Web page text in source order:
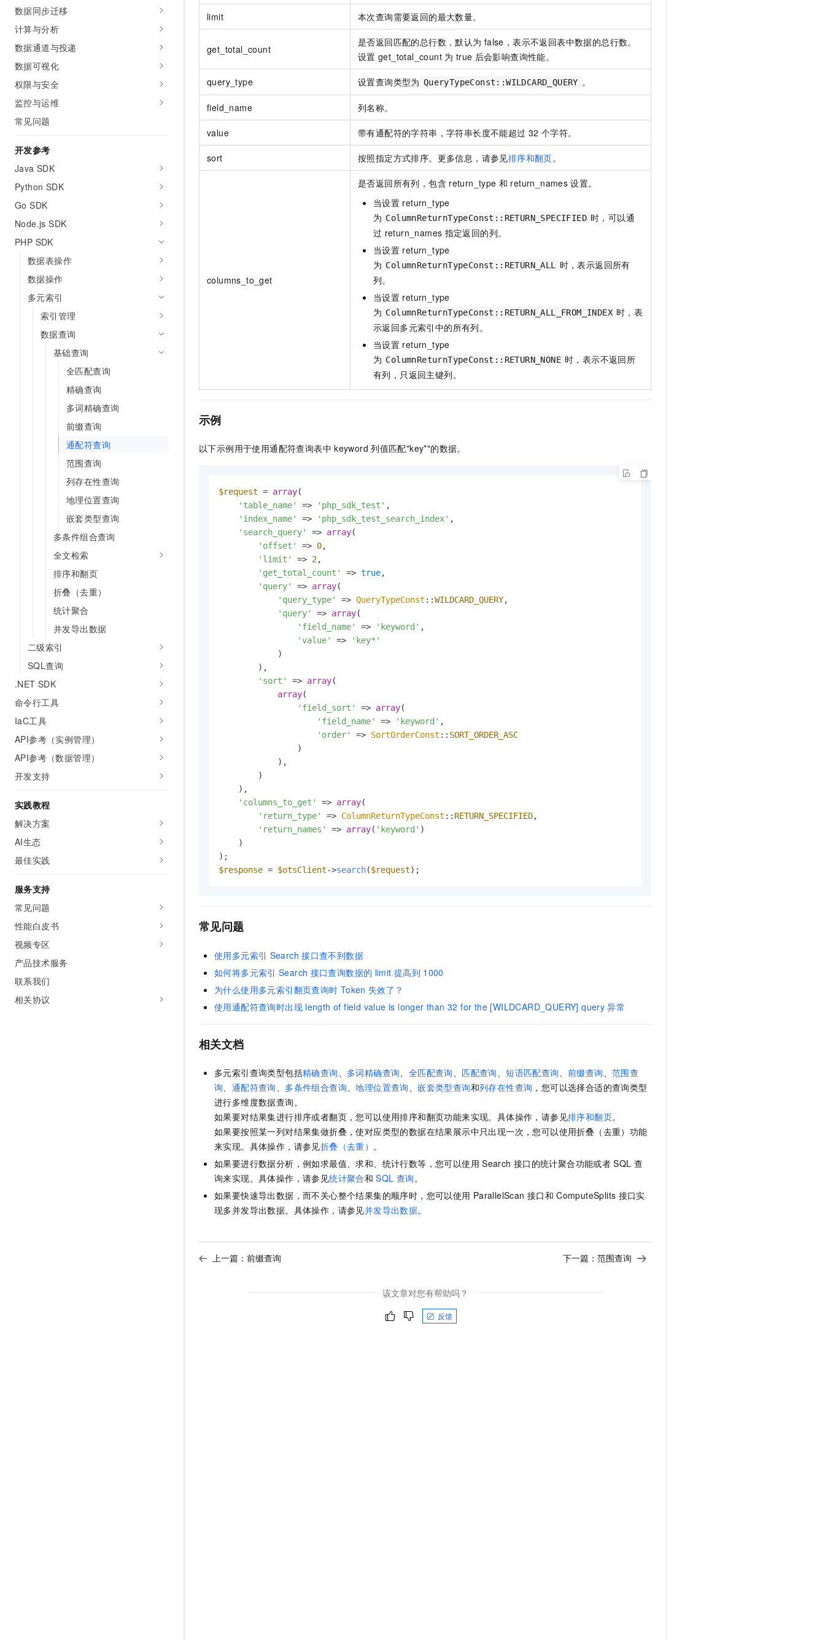
数据同步迁移
计算与分析
数据通道与投递
数据可视化
权限与安全
监控与运维
常见问题
开发参考
Java SDK
Python SDK
Go SDK
Node.js SDK
PHP SDK
数据表操作
数据操作
多元索引
索引管理
数据查询
基础查询
全匹配查询
精确查询
多词精确查询
前缀查询
通配符查询
范围查询
列存在性查询
地理位置查询
嵌套类型查询
多条件组合查询
全文检索
排序和翻页
折叠（去重）
统计聚合
并发导出数据
二级索引
SQL查询
.NET SDK
命令行工具
IaC工具
API参考（实例管理）
API参考（数据管理）
开发支持
实践教程
解决方案
AI生态
最佳实践
服务支持
常见问题
性能白皮书
视频专区
产品技术服务
联系我们
相关协议
limit 本次查询需要返回的最大数量。
get_total_count
是否返回匹配的总行数，默认为 false，表示不返回表中数据的总行数。
设置 get_total_count 为 true 后会影响查询性能。
query_type 设置查询类型为 QueryTypeConst::WILDCARD_QUERY 。
field_name 列名称。
value 带有通配符的字符串，字符串长度不能超过 32 个字符。
sort 按照指定方式排序。更多信息，请参见排序和翻页。
columns_to_get
是否返回所有列，包含 return_type 和 return_names 设置。
当设置 return_type
为 ColumnReturnTypeConst::RETURN_SPECIFIED 时，可以通
过 return_names 指定返回的列。
当设置 return_type
为 ColumnReturnTypeConst::RETURN_ALL 时，表示返回所有
列。
当设置 return_type
为 ColumnReturnTypeConst::RETURN_ALL_FROM_INDEX 时，表
示返回多元索引中的所有列。
当设置 return_type
为 ColumnReturnTypeConst::RETURN_NONE 时，表示不返回所
有列，只返回主键列。
示例
以下示例用于使用通配符查询表中 keyword 列值匹配"key*"的数据。
$request = array(
'table_name'
=> 'php_sdk_test' ,
'index_name'
=> 'php_sdk_test_search_index' ,
'search_query'
=> array(
'offset'
=> 0,
'limit'
=> 2,
'get_total_count'
=> true,
'query'
=> array(
'query_type'
=> QueryTypeConst ::WILDCARD_QUERY,
'query'
=> array(
'field_name'
=> 'keyword' ,
'value'
=>
'key*'
            )
        ),
'sort'
=> array(
array(
'field_sort'
=> array(
'field_name'
=> 'keyword' ,
'order'
=> SortOrderConst :: SORT_ORDER_ASC
                )
            ),
        )
    ),
'columns_to_get'
=> array(
'return_type'
=> ColumnReturnTypeConst :: RETURN_SPECIFIED,
'return_names'
=> array( 'keyword' )
    )
$response = $otsClient->search($request);
常见问题
使用多元索引 Search 接口查不到数据
如何将多元索引 Search 接口查询数据的 limit 提高到 1000
为什么使用多元索引翻页查询时 Token 失效了？
使用通配符查询时出现 length of field value is longer than 32 for the [WILDCARD_QUERY] query 异常
相关文档
多元索引查询类型包括精确查询 多词精确查询 全匹配查询 、匹配查询 、短语匹配查询 、前缀查询 、范围查
询
通配符查询 多条件组合查询 、地理位置查询 、嵌套类型查询和列存在性查询 ，您可以选择合适的查询类型
进行多维度数据查询。
如果要对结果集进行排序或者翻页，您可以使用排序和翻页功能来实现。具体操作，请参见排序和翻页。
如果要按照某一列对结果集做折叠，使对应类型的数据在结果展示中只出现一次，您可以使用折叠（去重）功能
来实现。具体操作，请参见折叠（去重） 。
如果要进行数据分析，例如求最值、求和、统计行数等，您可以使用 Search 接口的统计聚合功能或者 SQL 查
询来实现。具体操作，请参见统计聚合和 SQL 查询 。
如果要快速导出数据，而不关心整个结果集的顺序时，您可以使用 ParallelScan 接口和 ComputeSplits 接口实
现多并发导出数据。具体操作，请参见并发导出数据。
上一篇： 前缀查询 下一篇： 范围查询
该文章对您有帮助吗？
反馈
10 分钟在聊天系统中增加一个 AI 助手 即刻拥有 DeepSeek-R1 满血版
多种方案随心选，轻松解锁专属 DeepSeek
超强辅助，Bolt.diy 一步搞定创意建站
专有云